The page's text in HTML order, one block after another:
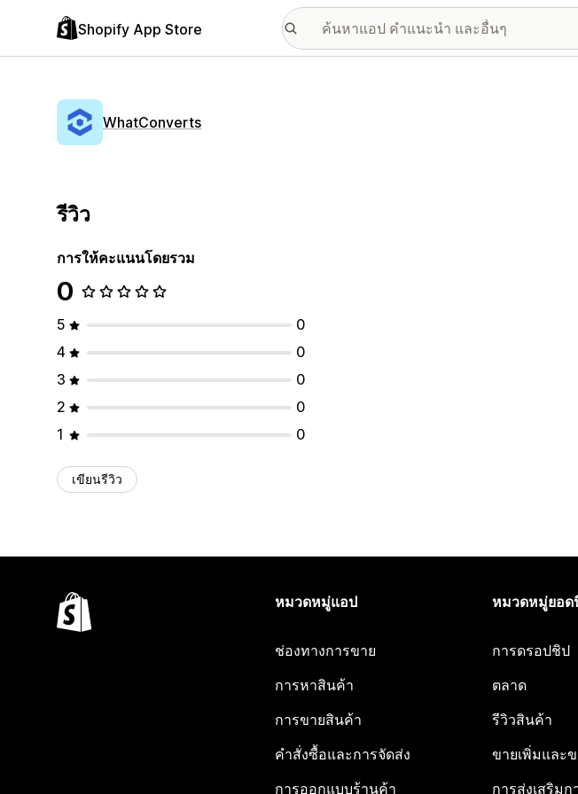
Shopify App Store
WhatConverts
รีวิว
การให้คะแนนโดยรวม
0
5
0
4
0
3
0
2
0
1
0
เขียนรีวิว
หมวดหมู่แอป
ช่องทางการขาย
การหาสินค้า
การขายสินค้า
คำสั่งซื้อและการจัดส่ง
การออกแบบร้านค้า
หมวดหมู่ยอด
การดรอปชิป
ตลาด
รีวิวสินค้า
ขายเพิ่มและ
การส่งเสริม